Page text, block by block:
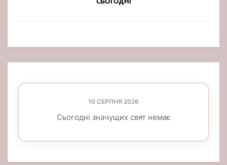
10 СЕРПНЯ 2026
Сьогодні значущих свят немає